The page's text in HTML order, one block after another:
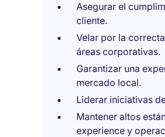
Asegurar el
cliente.
Velar por la
áreas corporativas.
Garantizar una
mercado local.
Liderar iniciativas
Mantener altos
experience y